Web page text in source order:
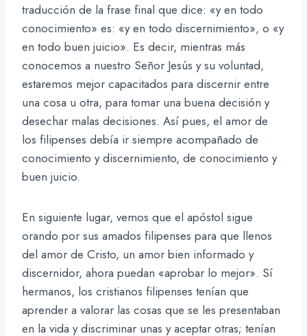
traducción de la frase final que dice: «y en todo
conocimiento» es: «y en todo discernimiento», o «y
en todo buen juicio». Es decir, mientras más
conocemos a nuestro Señor Jesús y su voluntad,
estaremos mejor capacitados para discernir entre
una cosa u otra, para tomar una buena decisión y
desechar malas decisiones. Así pues, el amor de
los filipenses debía ir siempre acompañado de
conocimiento y discernimiento, de conocimiento y
buen juicio.
En siguiente lugar, vemos que el apóstol sigue
orando por sus amados filipenses para que llenos
del amor de Cristo, un amor bien informado y
discernidor, ahora puedan «aprobar lo mejor». Sí
hermanos, los cristianos filipenses tenían que
aprender a valorar las cosas que se les presentaban
en la vida y discriminar unas y aceptar otras; tenían